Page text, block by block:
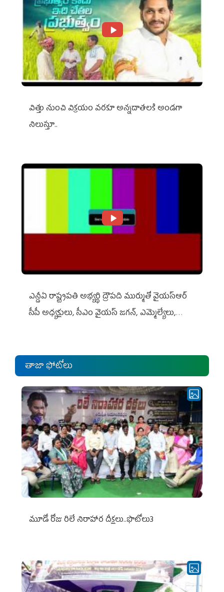
విత్తు నుంచి విక్రయం వరకూ అన్నదాతలకి అండగా
నిలుస్తూ..
ఎన్డీఏ రాష్ట్ర‌ప‌తి అభ్య‌ర్థి ద్రౌప‌ది ముర్ముతో వైయ‌స్ఆర్
సీపీ అధ్య‌క్షులు, సీఎం వైయ‌స్ జ‌గ‌న్, ఎమ్మెల్యేలు,
తాజా ఫోటోలు
మూడో రోజు రిలే నిరాహార దీక్షలు..ఫొటోలు3